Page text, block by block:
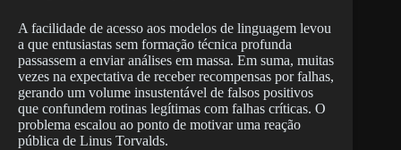
A facilidade de acesso aos modelos de linguagem levou
a que entusiastas sem formação técnica profunda
passassem a enviar análises em massa. Em suma, muitas
vezes na expectativa de receber recompensas por falhas,
gerando um volume insustentável de falsos positivos
que confundem rotinas legítimas com falhas críticas. O
problema escalou ao ponto de motivar uma reação
pública de Linus Torvalds.